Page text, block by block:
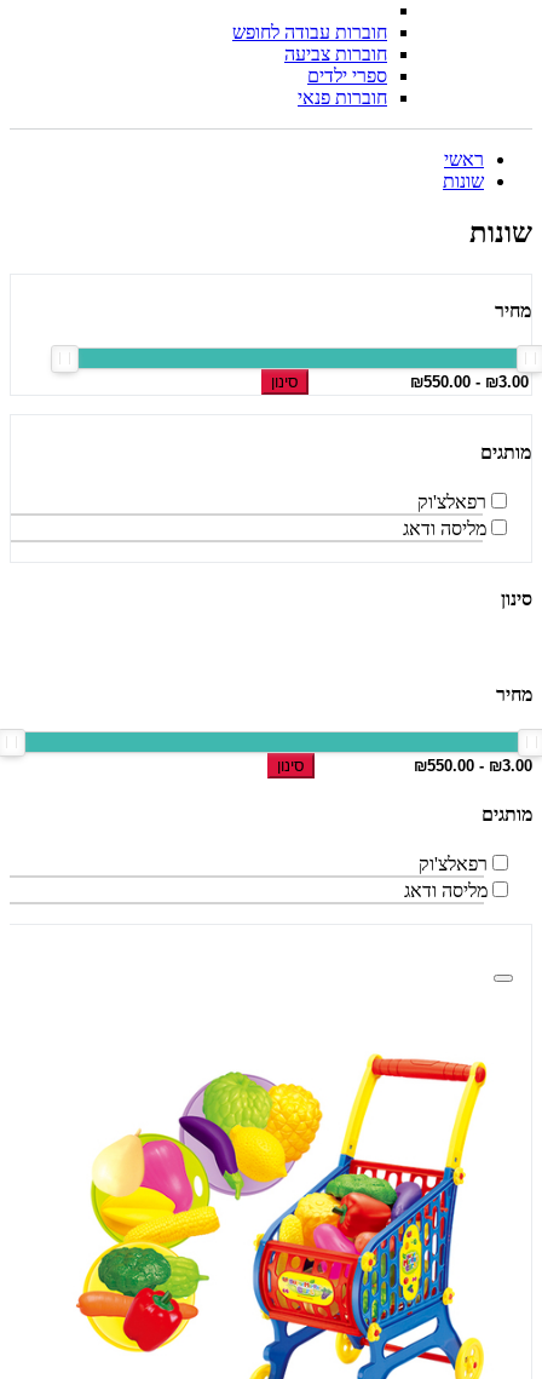
חוברות עבודה לחופש
חוברות צביעה
ספרי ילדים
חוברות פנאי
ראשי
שונות
שונות
מחיר
סינון
מותגים
רפאלצ'וק
מליסה ודאג
סינון
מחיר
סינון
מותגים
רפאלצ'וק
מליסה ודאג